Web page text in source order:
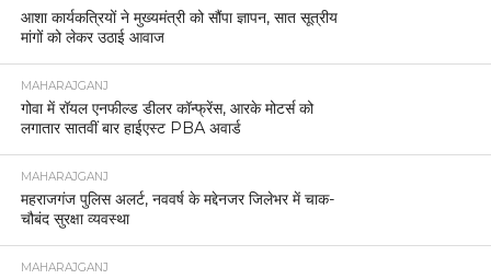
आशा कार्यकत्रियों ने मुख्यमंत्री को सौंपा ज्ञापन, सात सूत्रीय
मांगों को लेकर उठाई आवाज
MAHARAJGANJ
गोवा में रॉयल एनफील्ड डीलर कॉन्फ्रेंस, आरके मोटर्स को
लगातार सातवीं बार हाईएस्ट PBA अवार्ड
MAHARAJGANJ
महराजगंज पुलिस अलर्ट, नववर्ष के मद्देनजर जिलेभर में चाक-
चौबंद सुरक्षा व्यवस्था
MAHARAJGANJ